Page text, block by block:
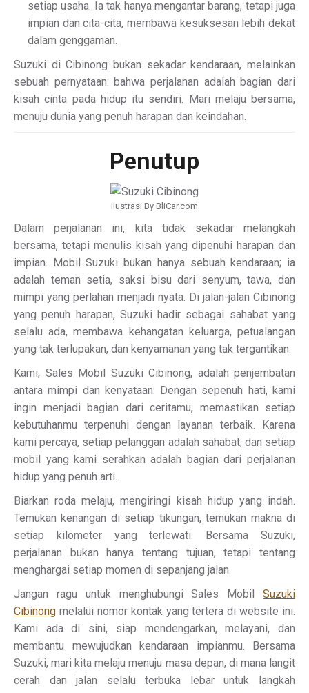
setiap usaha. Ia tak hanya mengantar barang, tetapi juga
impian dan cita-cita, membawa kesuksesan lebih dekat
dalam genggaman.
Suzuki di Cibinong bukan sekadar kendaraan, melainkan
sebuah pernyataan: bahwa perjalanan adalah bagian dari
kisah cinta pada hidup itu sendiri. Mari melaju bersama,
menuju dunia yang penuh harapan dan keindahan.
Penutup
Ilustrasi By BliCar.com
Dalam perjalanan ini, kita tidak sekadar melangkah
bersama, tetapi menulis kisah yang dipenuhi harapan dan
impian. Mobil Suzuki bukan hanya sebuah kendaraan; ia
adalah teman setia, saksi bisu dari senyum, tawa, dan
mimpi yang perlahan menjadi nyata. Di jalan-jalan Cibinong
yang penuh harapan, Suzuki hadir sebagai sahabat yang
selalu ada, membawa kehangatan keluarga, petualangan
yang tak terlupakan, dan kenyamanan yang tak tergantikan.
Kami, Sales Mobil Suzuki Cibinong, adalah penjembatan
antara mimpi dan kenyataan. Dengan sepenuh hati, kami
ingin menjadi bagian dari ceritamu, memastikan setiap
kebutuhanmu terpenuhi dengan layanan terbaik. Karena
kami percaya, setiap pelanggan adalah sahabat, dan setiap
mobil yang kami serahkan adalah bagian dari perjalanan
hidup yang penuh arti.
Biarkan roda melaju, mengiringi kisah hidup yang indah.
Temukan kenangan di setiap tikungan, temukan makna di
setiap kilometer yang terlewati. Bersama Suzuki,
perjalanan bukan hanya tentang tujuan, tetapi tentang
menghargai setiap momen di sepanjang jalan.
Jangan ragu untuk menghubungi Sales Mobil Suzuki
Cibinong melalui nomor kontak yang tertera di website ini.
Kami ada di sini, siap mendengarkan, melayani, dan
membantu mewujudkan kendaraan impianmu. Bersama
Suzuki, mari kita melaju menuju masa depan, di mana langit
cerah dan jalan selalu terbuka lebar untuk langkah